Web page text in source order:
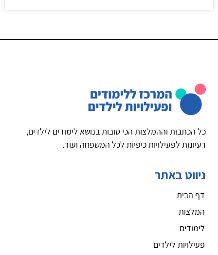
כל הכתבות וההמלצות הכי טובות בנושא לימודים לילדים,
רעיונות לפעילויות כיפיות לכל המשפחה ועוד.
ניווט באתר
דף הבית
המלצות
לימודים
פעילויות לילדים